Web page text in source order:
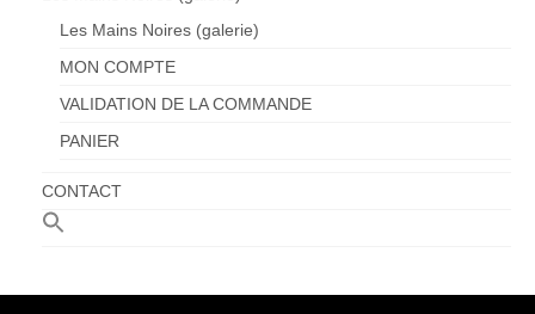
Les Mains Noires (galerie)
MON COMPTE
VALIDATION DE LA COMMANDE
PANIER
CONTACT